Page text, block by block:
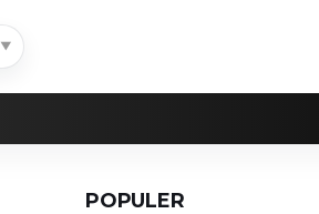
▼
POPULER